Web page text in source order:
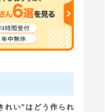
れい”はどう作られ